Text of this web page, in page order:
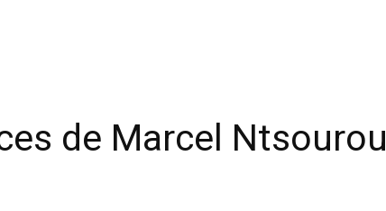
de Marcel Ntsourou